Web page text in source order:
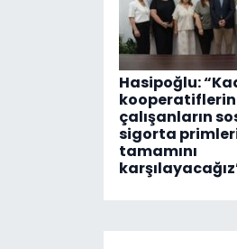
Hasipoğlu:
çalışanların
sigorta
tamamını